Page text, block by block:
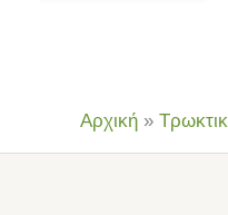
Αρχική »